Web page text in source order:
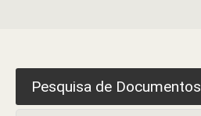
Pesquisa de Documentos